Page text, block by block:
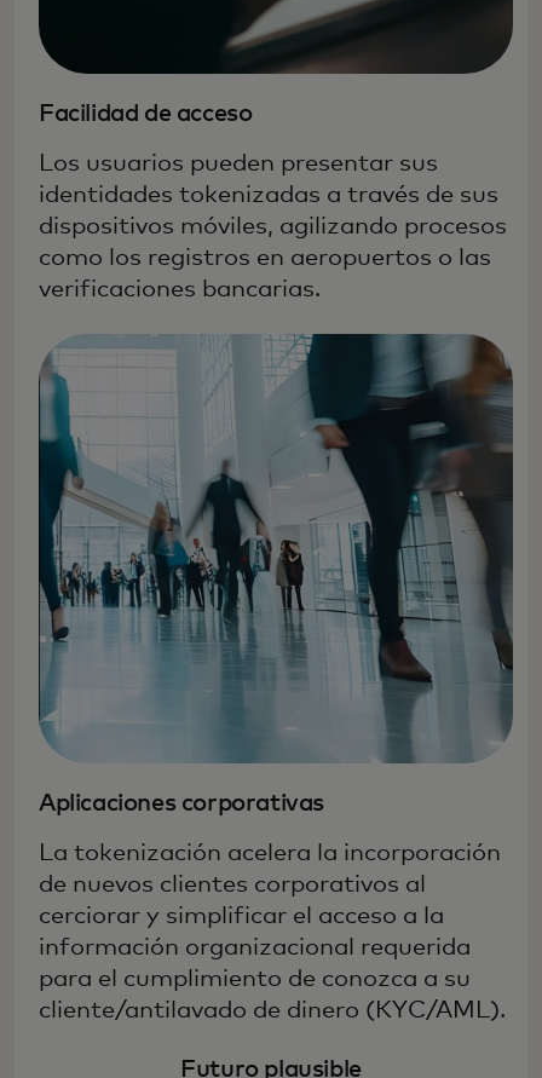
Facilidad de acceso
Los usuarios pueden presentar sus
identidades tokenizadas a través de sus
dispositivos móviles, agilizando procesos
como los registros en aeropuertos o las
verificaciones bancarias.
Aplicaciones corporativas
La tokenización acelera la incorporación
de nuevos clientes corporativos al
cerciorar y simplificar el acceso a la
información organizacional requerida
para el cumplimiento de conozca a su
cliente/antilavado de dinero (KYC/AML).
Futuro plausible